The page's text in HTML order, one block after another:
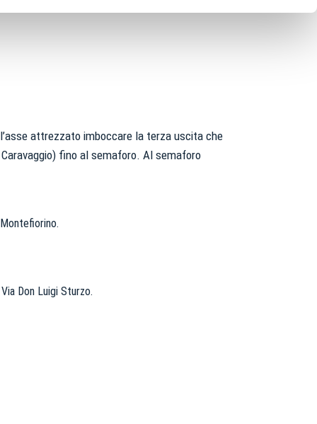
attrezzato imboccare la terza uscita che
fino al semaforo. Al semaforo
Don Luigi Sturzo.